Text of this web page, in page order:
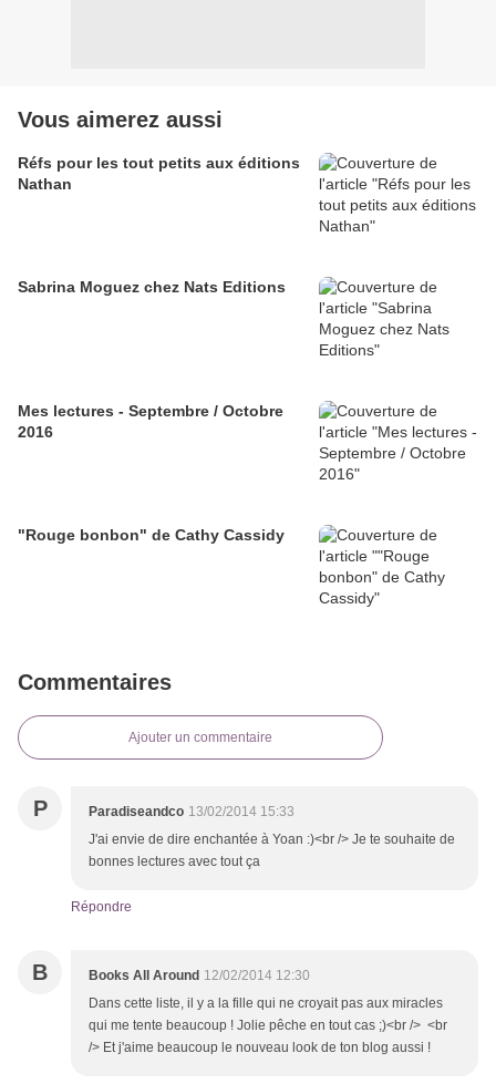
Vous aimerez aussi
Réfs pour les tout petits aux éditions
Nathan
Sabrina Moguez chez Nats Editions
Mes lectures - Septembre / Octobre
2016
"Rouge bonbon" de Cathy Cassidy
Commentaires
Ajouter un commentaire
P Paradiseandco 13/02/2014 15:33
J'ai envie de dire enchantée à Yoan :)<br /> Je te souhaite de
bonnes lectures avec tout ça
Répondre
B Books All Around 12/02/2014 12:30
Dans cette liste, il y a la fille qui ne croyait pas aux miracles
qui me tente beaucoup ! Jolie pêche en tout cas ;)<br /> <br
/> Et j'aime beaucoup le nouveau look de ton blog aussi !